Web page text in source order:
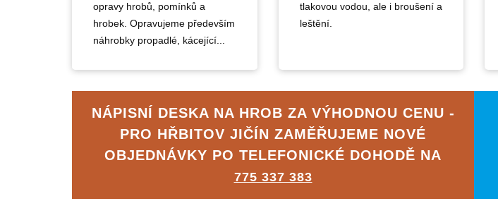
opravy hrobů, pomínků a
hrobek. Opravujeme především
náhrobky propadlé, kácející...
tlakovou vodou, ale i broušení a
leštění.
NÁPISNÍ DESKA NA HROB ZA VÝHODNOU CENU -
PRO HŘBITOV JIČÍN ZAMĚŘUJEME NOVÉ
OBJEDNÁVKY PO TELEFONICKÉ DOHODĚ NA
775 337 383